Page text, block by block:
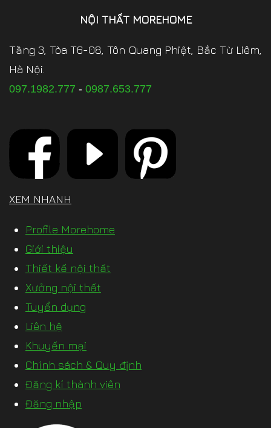
NỘI THẤT MOREHOME
Tầng 3, Tòa T6-08, Tôn Quang Phiệt, Bắc Từ Liêm,
Hà Nội.
097.1982.777 - 0987.653.777
XEM NHANH
Profile Morehome
Giới thiệu
Thiết kế nội thất
Xưởng nội thất
Tuyển dụng
Liên hệ
Khuyến mại
Chính sách & Quy định
Đăng kí thành viên
Đăng nhập